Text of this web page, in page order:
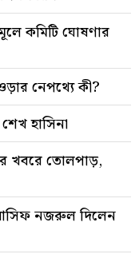
কমিটি ঘোষণার
নেপথ্যে কী?
হাসিনা
খবরে তোলপাড়,
আসিফ নজরুল দিলেন